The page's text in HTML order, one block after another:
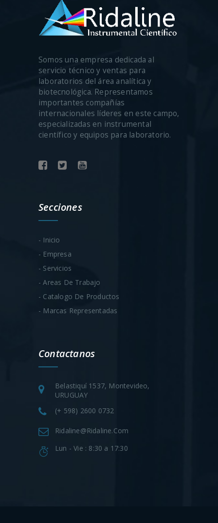
Somos una empresa dedicada al
servicio técnico y ventas para
laboratorios del área analítica y
biotecnológica. Representamos
importantes compañías
internacionales líderes en este campo,
especializadas en instrumental
científico y equipos para laboratorio.
Secciones
- Inicio
- Empresa
- Servicios
- Areas De Trabajo
- Catalogo De Productos
- Marcas Representadas
Contactanos
Belastiquí 1537, Montevideo,
URUGUAY
(+ 598) 2600 0732
Ridaline@ridaline.com
Lun - Vie : 8:30 a 17:30